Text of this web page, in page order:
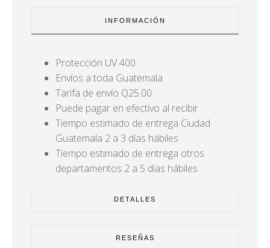
INFORMACIÓN
Protección UV 400
Envíos a toda Guatemala
Tarifa de envío Q25.00
Puede pagar en efectivo al recibir
Tiempo estimado de entrega Ciudad
Guatemala 2 a 3 días hábiles
Tiempo estimado de entrega otros
departamentos 2 a 5 días hábiles
DETALLES
RESEÑAS